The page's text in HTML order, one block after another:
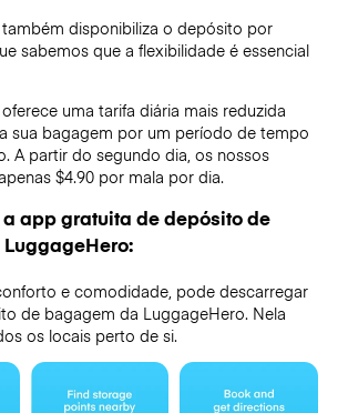
disponibiliza o depósito por
sabemos que a flexibilidade é essencial
uma tarifa diária mais reduzida
sua bagagem por um período de tempo
A partir do segundo dia, os nossos
$4.90 por mala por dia.
app gratuita de depósito de
e comodidade, pode descarregar
de bagagem da LuggageHero. Nela
os locais perto de si.